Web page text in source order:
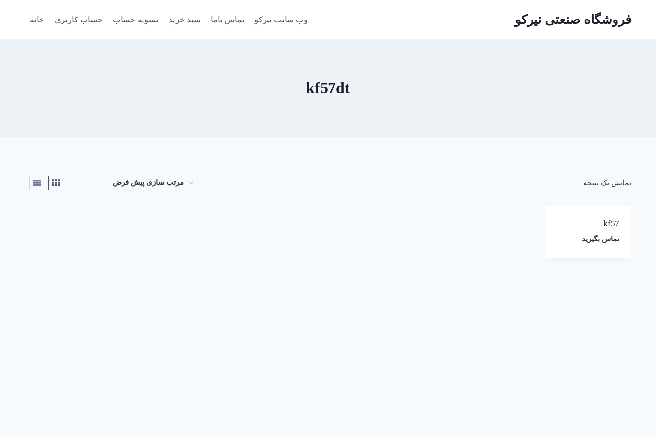
فروشگاه صنعتی نیرکو وب سایت نیرکو تماس باما سبد خرید تسویه حساب حساب کاربری خانه
kf57dt
نمایش یک نتیجه
kf57
تماس بگیرید